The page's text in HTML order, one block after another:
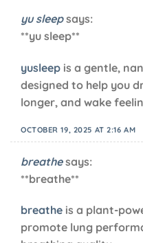
yu sleep says:
**yu sleep**
yusleep is a gentle,
designed to help you
longer, and wake
OCTOBER 19, 2025 AT 2:16 AM
breathe says:
**breathe**
breathe is a plant-
promote lung